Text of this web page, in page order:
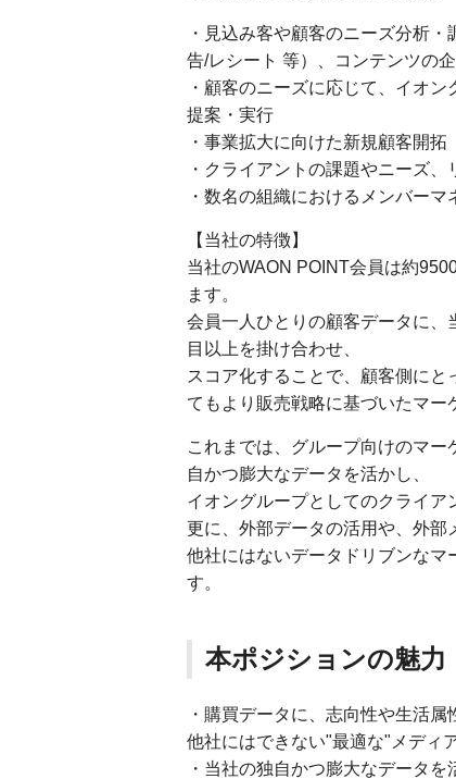
・見込み客や顧客のニーズ分析
告/レシート 等）、コンテンツの
・顧客のニーズに応じて、イオ
提案・実行
・事業拡大に向けた新規顧客開拓
・クライアントの課題やニーズ
・数名の組織におけるメンバーマ
【当社の特徴】
当社のWAON POINT会員は約
ます。
会員一人ひとりの顧客データに
目以上を掛け合わせ、
スコア化することで、顧客側に
てもより販売戦略に基づいたマー
これまでは、グループ向けのマ
自かつ膨大なデータを活かし、
イオングループとしてのクライア
更に、外部データの活用や、外部
他社にはないデータドリブンなマ
す。
本ポジションの魅力
・購買データに、志向性や生活
他社にはできない"最適な"メディ
・当社の独自かつ膨大なデータ